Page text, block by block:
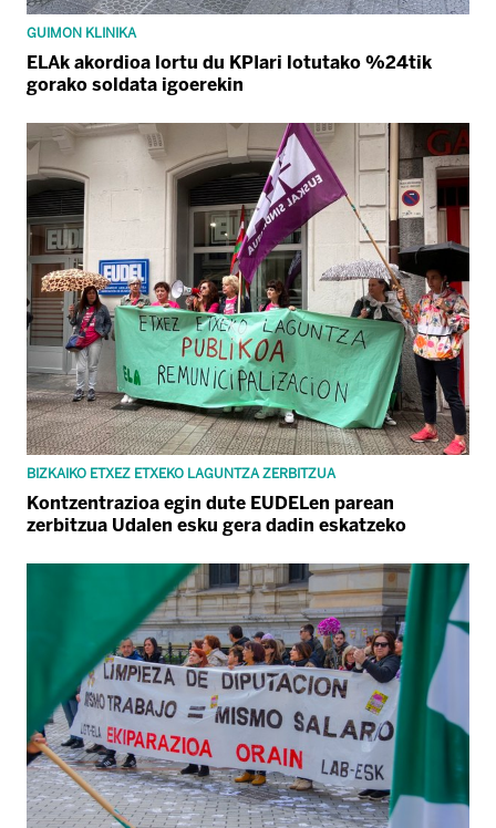
GUIMON KLINIKA
ELAk akordioa lortu du KPIari lotutako %24tik
gorako soldata igoerekin
BIZKAIKO ETXEZ ETXEKO LAGUNTZA ZERBITZUA
Kontzentrazioa egin dute EUDELen parean
zerbitzua Udalen esku gera dadin eskatzeko